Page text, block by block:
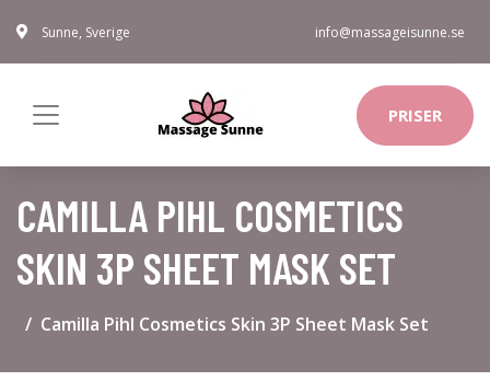
Sunne, Sverige info@massageisunne.se
PRISER
CAMILLA PIHL COSMETICS
SKIN 3P SHEET MASK SET
Camilla Pihl Cosmetics Skin 3P Sheet Mask Set